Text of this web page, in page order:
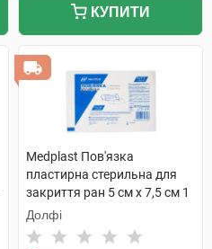
КУПИТИ
Medplast Пов'язка
пластирна стерильна для
закриття ран 5 см х 7,5 см 1
шт
Долфі